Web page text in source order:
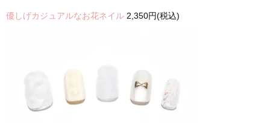
優しげカジュアルなお花ネイル 2,350円(税込)